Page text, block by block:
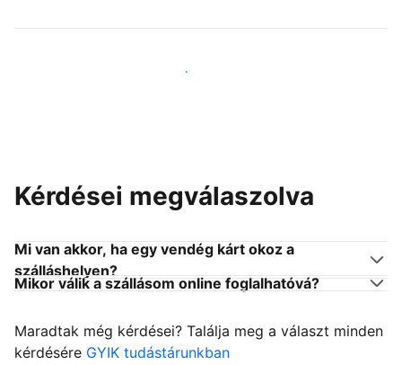
Csatlakozzon Önhöz hasonló szállásadókhoz
Kérdései megválaszolva
Mi van akkor, ha egy vendég kárt okoz a
szálláshelyen?
Mikor válik a szállásom online foglalhatóvá?
Maradtak még kérdései? Találja meg a választ minden
kérdésére GYIK tudástárunkban